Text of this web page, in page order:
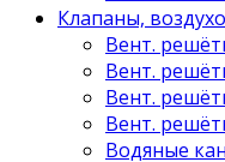
Клапаны,
Вент.
Вент.
Вент.
Вент.
Водяные